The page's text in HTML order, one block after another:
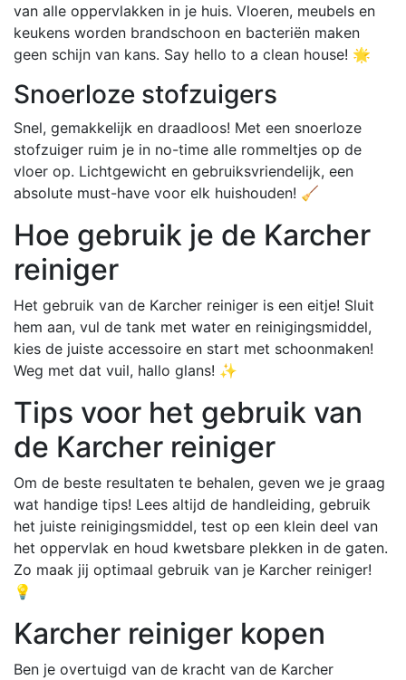
van alle oppervlakken in je huis. Vloeren, meubels en
keukens worden brandschoon en bacteriën maken
geen schijn van kans. Say hello to a clean house! 🌟
Snoerloze stofzuigers
Snel, gemakkelijk en draadloos! Met een snoerloze
stofzuiger ruim je in no-time alle rommeltjes op de
vloer op. Lichtgewicht en gebruiksvriendelijk, een
absolute must-have voor elk huishouden! 🧹
Hoe gebruik je de Karcher
reiniger
Het gebruik van de Karcher reiniger is een eitje! Sluit
hem aan, vul de tank met water en reinigingsmiddel,
kies de juiste accessoire en start met schoonmaken!
Weg met dat vuil, hallo glans! ✨
Tips voor het gebruik van
de Karcher reiniger
Om de beste resultaten te behalen, geven we je graag
wat handige tips! Lees altijd de handleiding, gebruik
het juiste reinigingsmiddel, test op een klein deel van
het oppervlak en houd kwetsbare plekken in de gaten.
Zo maak jij optimaal gebruik van je Karcher reiniger!
💡
Karcher reiniger kopen
Ben je overtuigd van de kracht van de Karcher